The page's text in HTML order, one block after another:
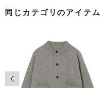
同じカテゴリのアイテム
前の画像